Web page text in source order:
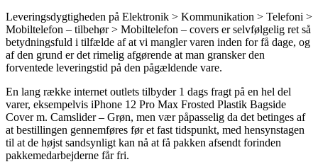
Leveringsdygtigheden på Elektronik > Kommunikation > Telefoni >
Mobiltelefon – tilbehør > Mobiltelefon – covers er selvfølgelig ret så
betydningsfuld i tilfælde af at vi mangler varen inden for få dage, og
af den grund er det rimelig afgørende at man gransker den
forventede leveringstid på den pågældende vare.
En lang række internet outlets tilbyder 1 dags fragt på en hel del
varer, eksempelvis iPhone 12 Pro Max Frosted Plastik Bagside
Cover m. Camslider – Grøn, men vær påpasselig da det betinges af
at bestillingen gennemføres før et fast tidspunkt, med hensynstagen
til at de højst sandsynligt kan nå at få pakken afsendt forinden
pakkemedarbejderne får fri.